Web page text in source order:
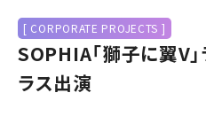
[ CORPORATE PROJECTS ]
SOPHIA「獅子に翼V
ラス出演